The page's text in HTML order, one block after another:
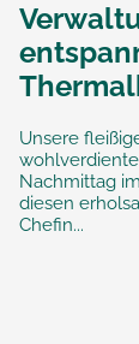
Unsere
Nachmittag
diesen
Chefin...